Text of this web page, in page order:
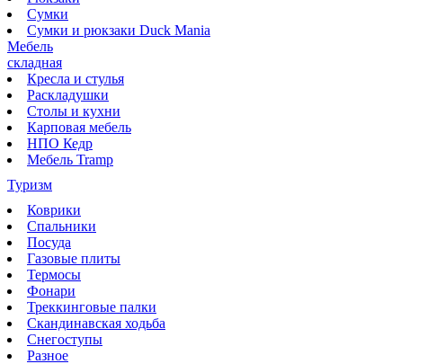
Сумки
Сумки и рюкзаки Duck Mania
Мебель
складная
Кресла и стулья
Раскладушки
Столы и кухни
Карповая мебель
НПО Кедр
Мебель Tramp
Туризм
Коврики
Спальники
Посуда
Газовые плиты
Термосы
Фонари
Треккинговые палки
Скандинавская ходьба
Снегоступы
Разное